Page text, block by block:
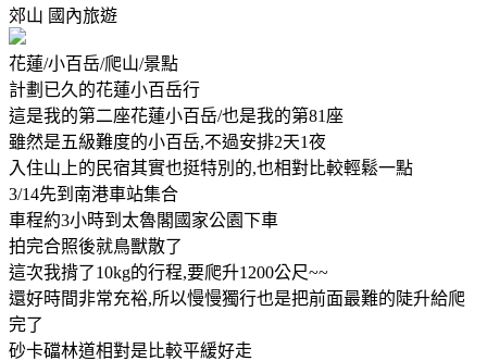
郊山 國內旅遊
花蓮/小百岳/爬山/景點
計劃已久的花蓮小百岳行
這是我的第二座花蓮小百岳/也是我的第81座
雖然是五級難度的小百岳,不過安排2天1夜
入住山上的民宿其實也挺特別的,也相對比較輕鬆一點
3/14先到南港車站集合
車程約3小時到太魯閣國家公園下車
拍完合照後就鳥獸散了
這次我揹了10kg的行程,要爬升1200公尺~~
還好時間非常充裕,所以慢慢獨行也是把前面最難的陡升給爬
完了
砂卡礑林道相對是比較平緩好走